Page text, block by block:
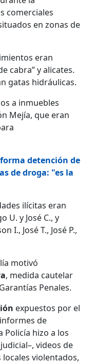
comerciales
en zonas de
eran
cabra” y alicates.
gatas hidráulicas.
a inmuebles
Mejía, que eran
detención de
de droga: "es la
ilícitas eran
U. y José C., y
I., José T., José P.,
motivó
, medida cautelar
Penales.
expuestos por el
de
Policía hizo a los
videos de
violentados,